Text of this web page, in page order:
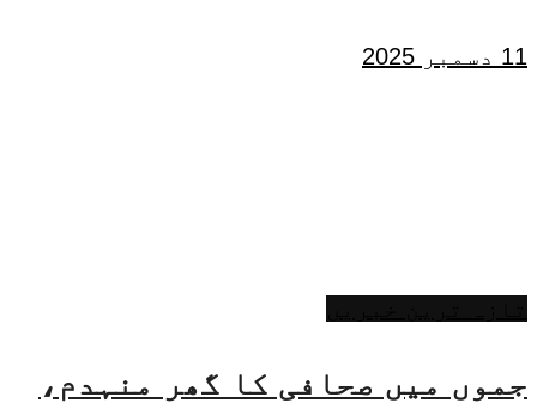
11 دسمبر 2025
جموں میں صحافی کا گھر منہدم،